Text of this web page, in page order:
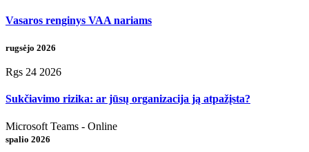
Vasaros renginys VAA nariams
rugsėjo 2026
Rgs 24 2026
Sukčiavimo rizika: ar jūsų organizacija ją atpažįsta?
Microsoft Teams - Online
spalio 2026